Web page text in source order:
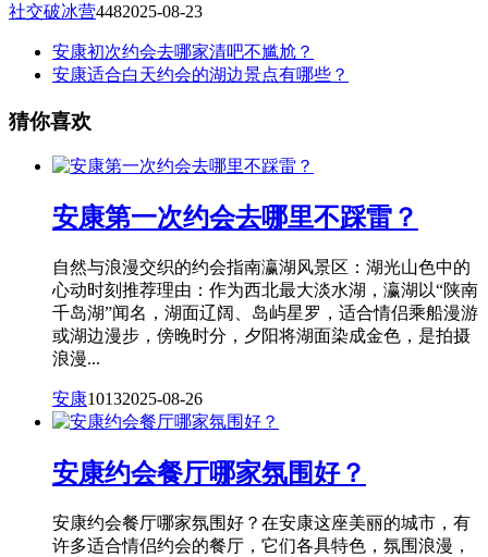
社交破冰营4482025-08-23
安康初次约会去哪家清吧不尴尬？
安康适合白天约会的湖边景点有哪些？
猜你喜欢
安康第一次约会去哪里不踩雷？
自然与浪漫交织的约会指南瀛湖风景区：湖光山色中的
心动时刻推荐理由：作为西北最大淡水湖，瀛湖以“陕南
千岛湖”闻名，湖面辽阔、岛屿星罗，适合情侣乘船漫游
或湖边漫步，傍晚时分，夕阳将湖面染成金色，是拍摄
浪漫...
安康10132025-08-26
安康约会餐厅哪家氛围好？
安康约会餐厅哪家氛围好？在安康这座美丽的城市，有
许多适合情侣约会的餐厅，它们各具特色，氛围浪漫，